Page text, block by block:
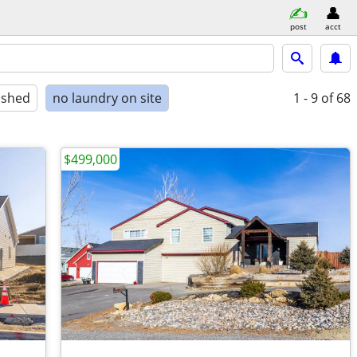
post acct
no laundry on site 1 - 9 of 68
$499,000